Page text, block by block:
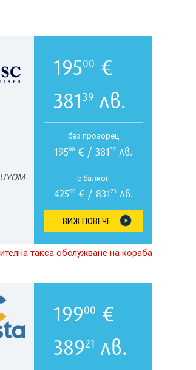
19500 €
38139 лв.
без прозорец
19500 € / 38139 лв.
с балкон
42500€ / 83123лв.
ВИЖ ПОВЕЧЕ
такса обслужване на кораба
19900 €
38921 лв.